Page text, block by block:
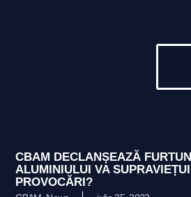
CBAM DECLANȘEAZĂ
ALUMINIULUI VA
PROVOCĂRI?